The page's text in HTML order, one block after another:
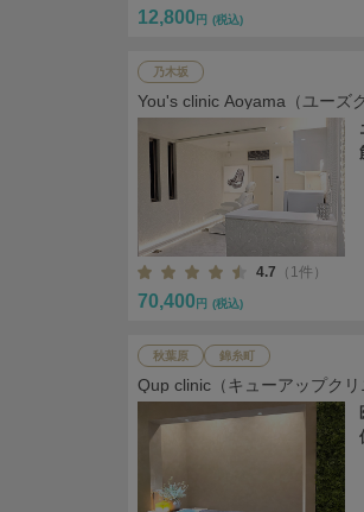
12,800 円 (税込)
乃木坂
You's clinic Aoyama（ユーズ
4.7 （1件）
70,400 円 (税込)
秋葉原 錦糸町
Qup clinic（キューアップクリ